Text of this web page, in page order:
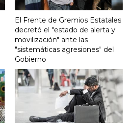
El Frente de Gremios Estatales
decretó el "estado de alerta y
movilización" ante las
"sistemáticas agresiones" del
Gobierno